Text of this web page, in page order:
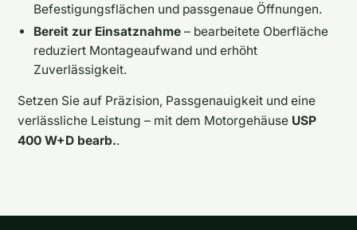
Befestigungsflächen und passgenaue Öffnungen.
Bereit zur Einsatznahme – bearbeitete Oberfläche
reduziert Montageaufwand und erhöht
Zuverlässigkeit.
Setzen Sie auf Präzision, Passgenauigkeit und eine
verlässliche Leistung – mit dem Motorgehäuse USP
400 W+D bearb..